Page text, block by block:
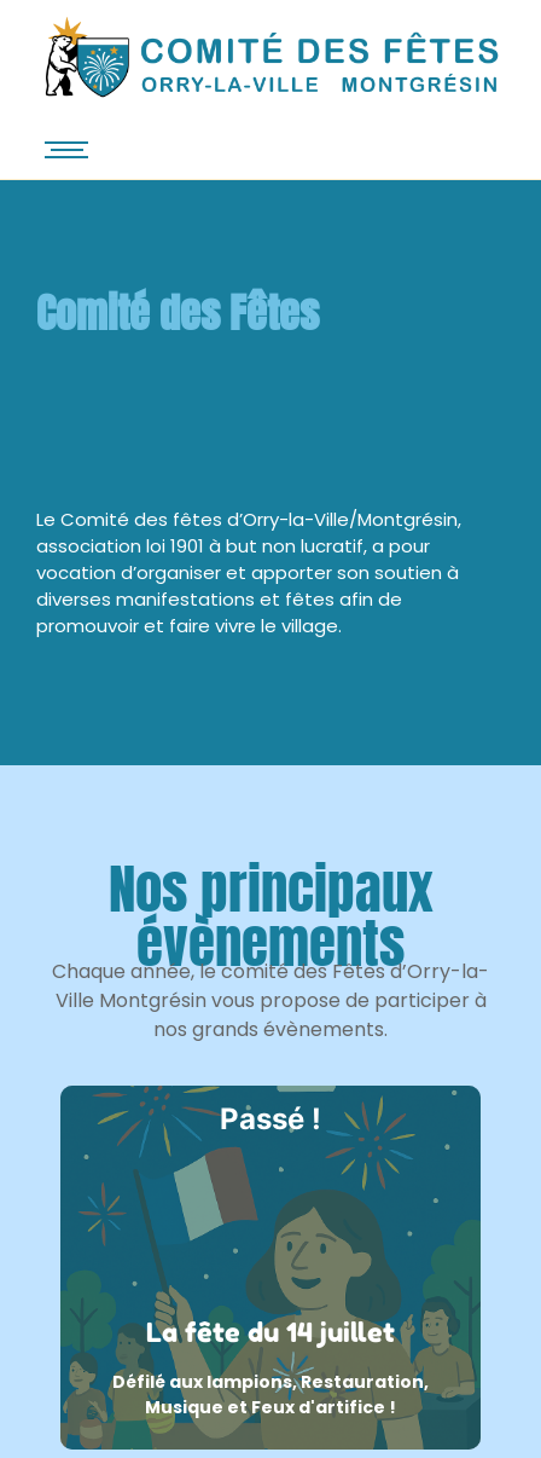
Comité des Fêtes
Le Comité des fêtes d’Orry-la-Ville/Montgrésin,
association loi 1901 à but non lucratif, a pour
vocation d’organiser et apporter son soutien à
diverses manifestations et fêtes afin de
promouvoir et faire vivre le village.
Nos principaux
évènements
Chaque année, le comité des Fêtes d’Orry-la-
Ville Montgrésin vous propose de participer à
nos grands évènements.
Passé !
La fête du 14 juillet
Défilé aux lampions, Restauration,
Musique et Feux d'artifice !